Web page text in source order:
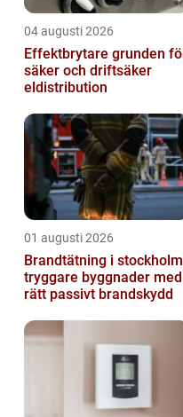
04 augusti 2026
Effektbrytare grunden för
säker och driftsäker
eldistribution
01 augusti 2026
Brandtätning i stockholm
tryggare byggnader med
rätt passivt brandskydd